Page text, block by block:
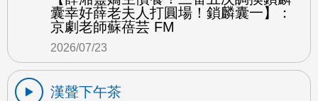
囊幸好薛老夫人打圓場！鎖麟囊一】：
京劇老師蘇蓓芸 FM
2026/07/23
漢聲下午茶